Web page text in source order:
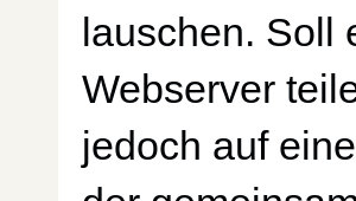
lauschen. Soll
Webserver
jedoch auf